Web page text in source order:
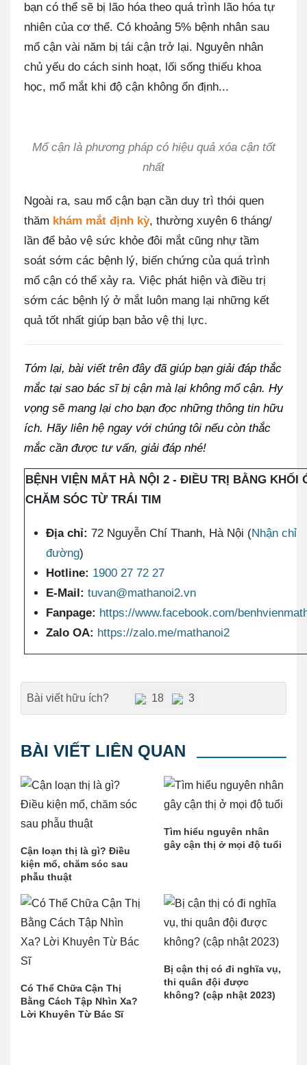
bạn có thể sẽ bị lão hóa theo quá trình lão hóa tự
nhiên của cơ thể. Có khoảng 5% bệnh nhân sau
mổ cận vài năm bị tái cận trở lại. Nguyên nhân
chủ yếu do cách sinh hoạt, lối sống thiếu khoa
học, mổ mắt khi độ cận không ổn định...
Mổ cận là phương pháp có hiệu quả xóa cận tốt
nhất
Ngoài ra, sau mổ cận bạn cần duy trì thói quen
thăm khám mắt định kỳ, thường xuyên 6 tháng/
lần để bảo vệ sức khỏe đôi mắt cũng nhự tầm
soát sớm các bệnh lý, biến chứng của quá trình
mổ cận có thể xảy ra. Việc phát hiện và điều trị
sớm các bệnh lý ở mắt luôn mang lại những kết
quả tốt nhất giúp bạn bảo vệ thị lực.
Tóm lại, bài viết trên đây đã giúp bạn giải đáp thắc
mắc tại sao bác sĩ bị cận mà lại không mổ cận. Hy
vọng sẽ mang lại cho bạn đọc những thông tin hữu
ích. Hãy liên hệ ngay với chúng tôi nếu còn thắc
mắc cần được tư vấn, giải đáp nhé!
BỆNH VIỆN MẮT HÀ NỘI 2 - ĐIỀU TRỊ BẰNG KHỐI
CHĂM SÓC TỪ TRÁI TIM
Địa chỉ: 72 Nguyễn Chí Thanh, Hà Nội (Nhận chỉ
đường)
Hotline: 1900 27 72 27
E-Mail: tuvan@mathanoi2.vn
Fanpage: https://www.facebook.com/
Zalo OA: https://zalo.me/mathanoi2
Bài viết hữu ích? 18 3
BÀI VIẾT LIÊN QUAN
Cận loạn thị là gì? Điều
kiện mổ, chăm sóc sau
phẫu thuật
Tìm hiểu nguyên nhân
gây cận thị ở mọi độ tuổi
Có Thể Chữa Cận Thị
Bằng Cách Tập Nhìn Xa?
Lời Khuyên Từ Bác Sĩ
Bị cận thị có đi nghĩa vụ,
thi quân đội được
không? (cập nhật 2023)